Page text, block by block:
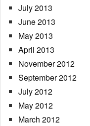
July 2013
June 2013
May 2013
April 2013
November 2012
September 2012
July 2012
May 2012
March 2012